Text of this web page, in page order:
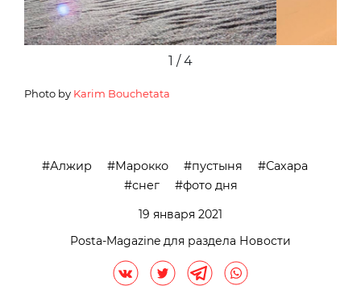
2 / 4
Photo by Karim Bouchetata
Алжир Марокко пустыня
Сахара
снег
фото дня
19 января 2021
Posta-Magazine для раздела Новости